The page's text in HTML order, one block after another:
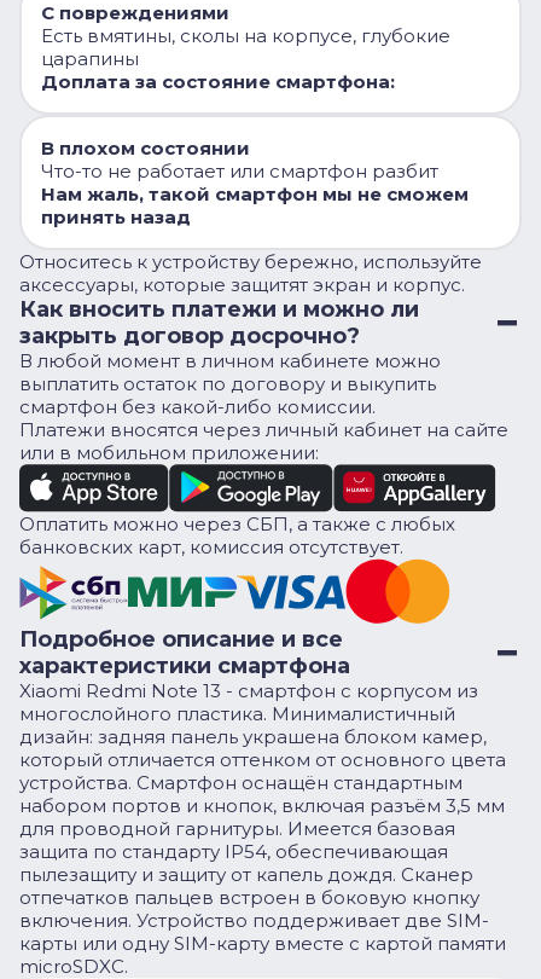
С повреждениями
Есть вмятины, сколы на корпусе, глубокие
царапины
Доплата за состояние смартфона:
В плохом состоянии
Что-то не работает или смартфон разбит
Нам жаль, такой смартфон мы не сможем
принять назад
Относитесь к устройству бережно, используйте
аксессуары, которые защитят экран и корпус.
Как вносить платежи и можно ли
закрыть договор досрочно?
В любой момент в личном кабинете можно
выплатить остаток по договору и выкупить
смартфон без какой-либо комиссии.
Платежи вносятся через личный кабинет на сайте
или в мобильном приложении:
Оплатить можно через СБП, а также с любых
банковских карт, комиссия отсутствует.
Подробное описание и все
характеристики смартфона
Xiaomi Redmi Note 13 - смартфон с корпусом из
многослойного пластика. Минималистичный
дизайн: задняя панель украшена блоком камер,
который отличается оттенком от основного цвета
устройства. Смартфон оснащён стандартным
набором портов и кнопок, включая разъём 3,5 мм
для проводной гарнитуры. Имеется базовая
защита по стандарту IP54, обеспечивающая
пылезащиту и защиту от капель дождя. Сканер
отпечатков пальцев встроен в боковую кнопку
включения. Устройство поддерживает две SIM-
карты или одну SIM-карту вместе с картой памяти
microSDXC.